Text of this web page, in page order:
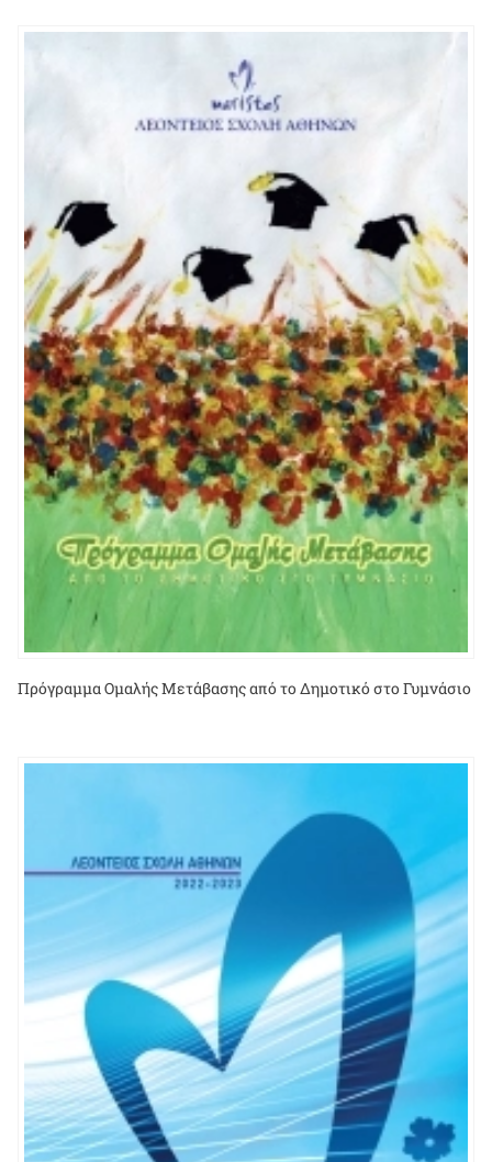
Πρόγραμμα Ομαλής Μετάβασης από το Δημοτικό στο Γυμνάσιο